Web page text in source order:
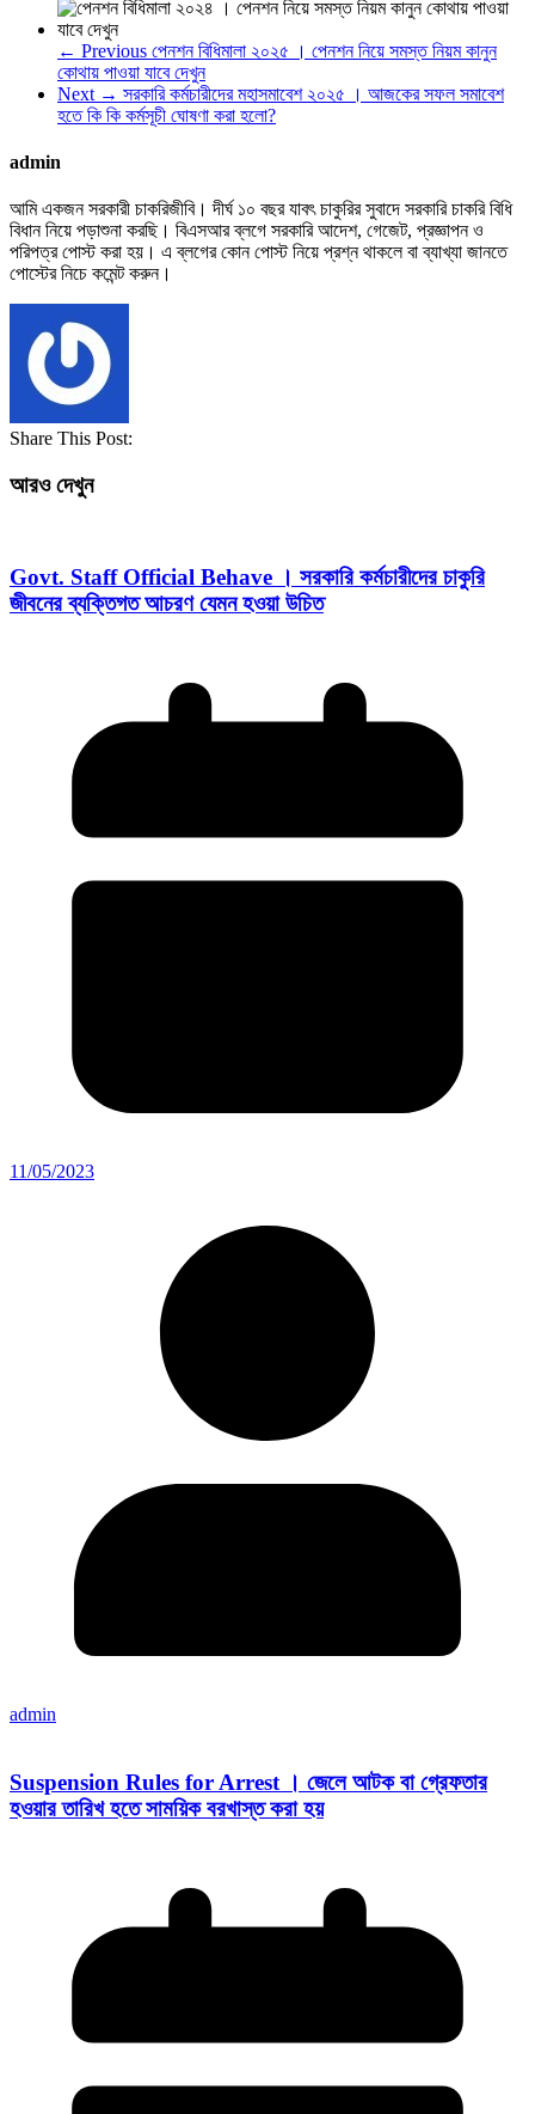
← Previous পেনশন বিধিমালা ২০২৫ । পেনশন নিয়ে সমস্ত নিয়ম কানুন
কোথায় পাওয়া যাবে দেখুন
Next → সরকারি কর্মচারীদের মহাসমাবেশ ২০২৫ । আজকের সফল সমাবেশ
হতে কি কি কর্মসূচী ঘোষণা করা হলো?
admin
আমি একজন সরকারী চাকরিজীবি। দীর্ঘ ১০ বছর যাবৎ চাকুরির সুবাদে সরকারি চাকরি বিধি
বিধান নিয়ে পড়াশুনা করছি। বিএসআর ব্লগে সরকারি আদেশ, গেজেট, প্রজ্ঞাপন ও
পরিপত্র পোস্ট করা হয়। এ ব্লগের কোন পোস্ট নিয়ে প্রশ্ন থাকলে বা ব্যাখ্যা জানতে
পোস্টের নিচে কমেন্ট করুন।
Share This Post:
আরও দেখুন
Govt. Staff Official Behave । সরকারি কর্মচারীদের চাকুরি
জীবনের ব্যক্তিগত আচরণ যেমন হওয়া উচিত
11/05/2023
admin
Suspension Rules for Arrest । জেলে আটক বা গ্রেফতার
হওয়ার তারিখ হতে সাময়িক বরখাস্ত করা হয়